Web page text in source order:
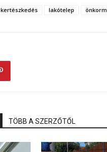
kertészkedés lakótelep
TÖBB A SZERZŐTŐL